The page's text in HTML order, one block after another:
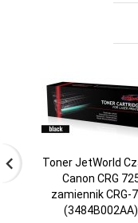
Toner JetWorld
Canon CRG
zamiennik CRG-
(3484B002AA)